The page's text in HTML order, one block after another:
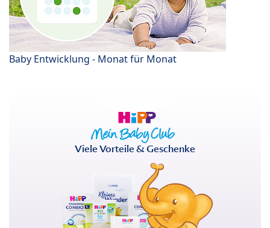
Baby Entwicklung - Monat für Monat
Viele Vorteile & Geschenke